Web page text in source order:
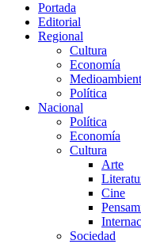
Portada
Editorial
Regional
Cultura
Economía
Política
Nacional
Política
Economía
Cultura
Arte
Cine
Sociedad